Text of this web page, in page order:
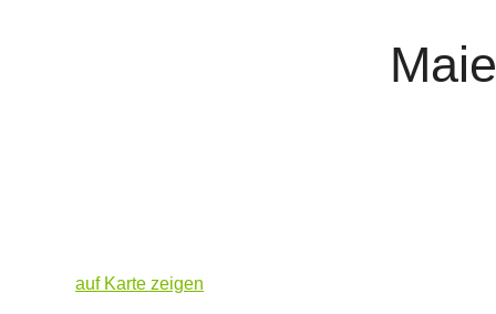
auf Karte zeigen